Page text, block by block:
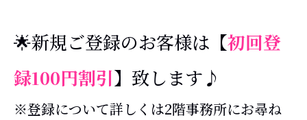
🌟新規ご登録のお客様は 【初回登
録100円割引】 致します♪
※登録について詳しくは2階事務所にお尋ね